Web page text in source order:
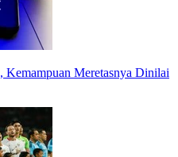
Kemampuan Meretasnya Dinilai